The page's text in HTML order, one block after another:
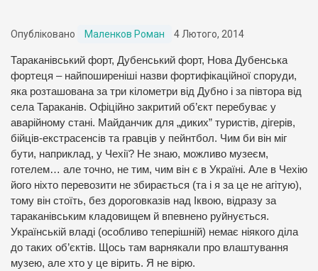
Опубліковано Маленков Роман 4 Лютого, 2014
Тараканівський форт, Дубенський форт, Нова Дубенська
фортеця – найпоширеніші назви фортифікаційної споруди,
яка розташована за три кілометри від Дубно і за півтора від
села Тараканів. Офіційно закритий об’єкт перебуває у
аварійному стані. Майданчик для „диких” туристів, дігерів,
бійців-екстрасенсів та гравців у пейнтбол. Чим би він міг
бути, наприклад, у Чехії? Не знаю, можливо музеєм,
готелем… але точно, не тим, чим він є в Україні. Але в Чехію
його ніхто перевозити не збирається (та і я за це не агітую),
тому він стоїть, без дороговказів над Іквою, відразу за
тараканівським кладовищем й впевнено руйнується.
Українській владі (особливо теперішній) немає ніякого діла
до таких об’єктів. Щось там варнякали про влаштування
музею, але хто у це вірить. Я не вірю.